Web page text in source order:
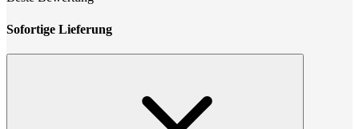
Sofortige Lieferung